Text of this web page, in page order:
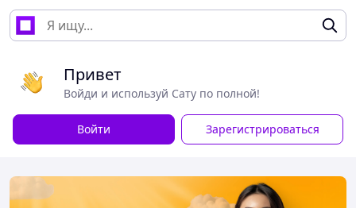
Привет
Войди и используй Сату по полной!
Войти Зарегистрироваться